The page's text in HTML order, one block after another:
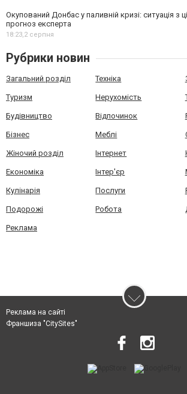
Окупований Донбас у паливній кризі: ситуація з
прогноз експерта
18:23,2 серпня
Рубрики новин
Загальний розділ Техніка
Туризм Нерухомість
Будівництво Відпочинок
Бізнес Меблі
Жіночий розділ Інтернет
Економіка Інтер'єр
Кулінарія Послуги
Подорожі Робота
Реклама
Реклама на сайті
Франшиза "CitySites"